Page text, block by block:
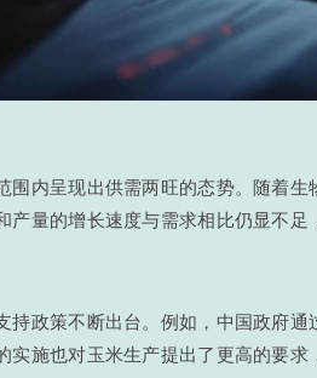
围内呈现出供需两旺的态势。随着
产量的增长速度与需求相比仍显不足
持政策不断出台。例如，中国政府
实施也对玉米生产提出了更高的要求